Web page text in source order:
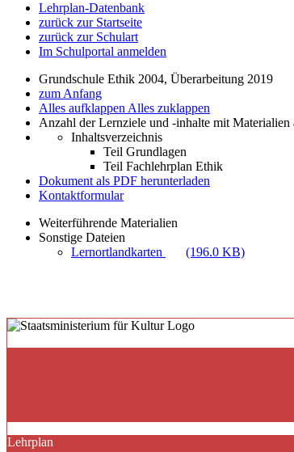
Lehrplan-Datenbank
zurück zur Startseite
zurück zur Schulart
Im Schulportal anmelden
Grundschule Ethik 2004, Überarbeitung 2019
zum Anfang
Alles aufklappen Alles zuklappen
Anzahl der Lernziele und -inhalte mit Materialien
Inhaltsverzeichnis
Teil Grundlagen
Teil Fachlehrplan Ethik
Dokument als PDF herunterladen
Kontaktformular
Weiterführende Materialien
Sonstige Dateien
Lernortlandkarten
(196.0 KB)
Lehrplan